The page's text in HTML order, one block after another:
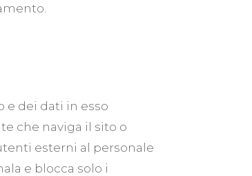
e dei dati in esso
che naviga il sito o
esterni al personale
e blocca solo i